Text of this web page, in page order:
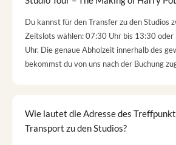
Du kannst für den Transfer zu den Studios
Zeitslots wählen: 07:30 Uhr bis 13:30
Uhr. Die genaue Abholzeit innerhalb des
bekommst du von uns nach der Buchung
Wie lautet die Adresse des
Transport zu den Studios?